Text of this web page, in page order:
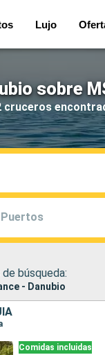
Lujo
sobre
cruceros
Puertos
búsqueda:
- Danubio
Comidas incluidas